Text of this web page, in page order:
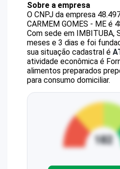
Sobre a empresa
O CNPJ da empresa
CARMEM GOMES - ME é
Com sede em IMBITUBA,
meses e 3 dias e foi
sua situação cadastral é
atividade econômica é
alimentos preparados
para consumo domiciliar.